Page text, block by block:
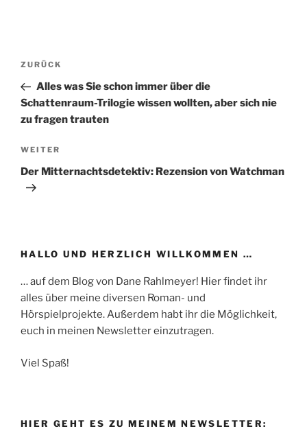
Beitragsnavigation
Vorheriger
Beitrag
ZURÜCK
Alles was Sie schon immer über die
Schattenraum-Trilogie wissen wollten, aber sich nie
zu fragen trauten
Nächster
Beitrag
WEITER
Der Mitternachtsdetektiv: Rezension von Watchman
HALLO UND HERZLICH WILLKOMMEN …
… auf dem Blog von Dane Rahlmeyer! Hier findet ihr
alles über meine diversen Roman- und
Hörspielprojekte. Außerdem habt ihr die Möglichkeit,
euch in meinen Newsletter einzutragen.
Viel Spaß!
HIER GEHT ES ZU MEINEM NEWSLETTER: